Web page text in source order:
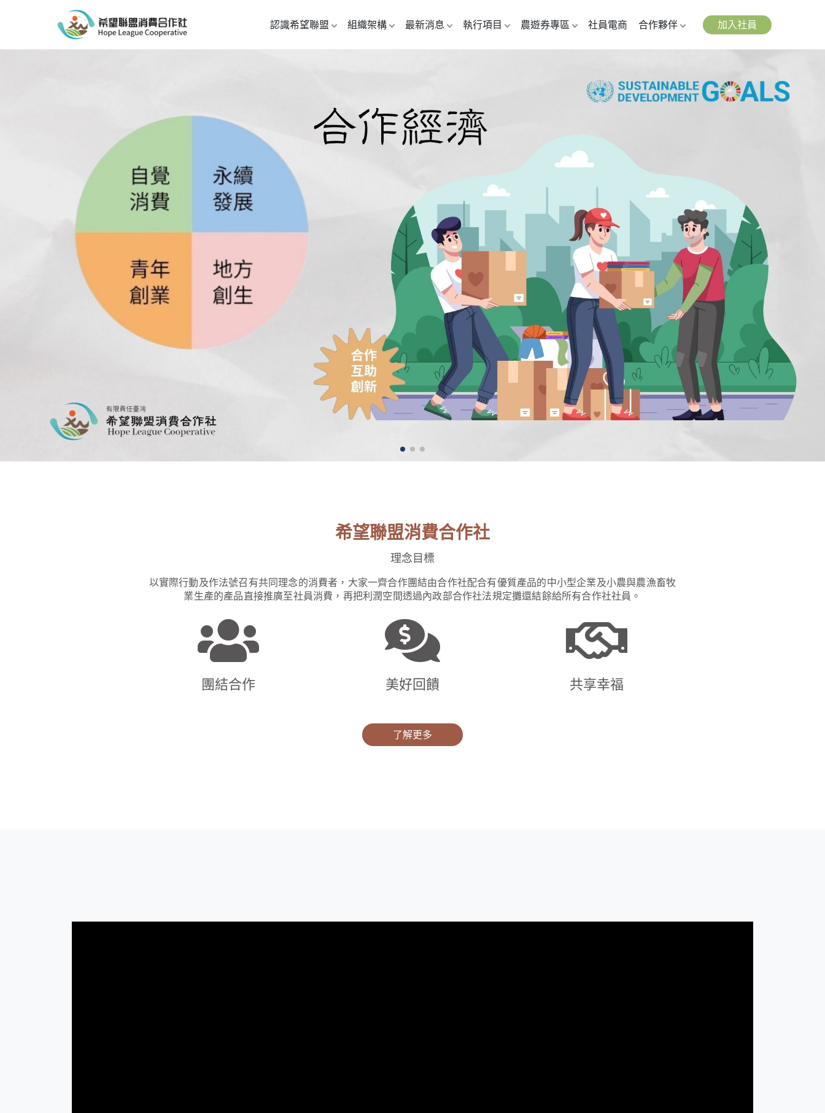
認識希望聯盟 組織架構 最新消息 執行項目 農遊券專區 社員電商 合作夥伴 加入社員
希望聯盟消費合作社
理念目標
以實際行動及作法號召有共同理念的消費者，大家一齊合作團結由合作社配合有優質產品的中小型企業及小農與農漁畜牧
業生產的產品直接推廣至社員消費，再把利潤空間透過內政部合作社法規定攤還結餘給所有合作社社員。
團結合作 美好回饋 共享幸福
了解更多